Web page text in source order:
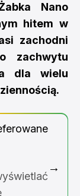
Nano
hitem w
zachodni
zachwytu
dla wielu
→